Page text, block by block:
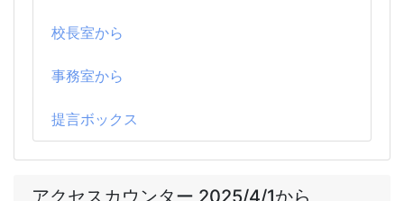
校長室から
事務室から
提言ボックス
アクセスカウンター 2025/4/1から